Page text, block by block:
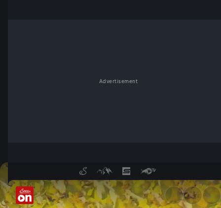
Advertisement
Die Weinhüter - ServusTV On